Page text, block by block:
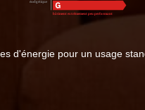
d'énergie pour un usage